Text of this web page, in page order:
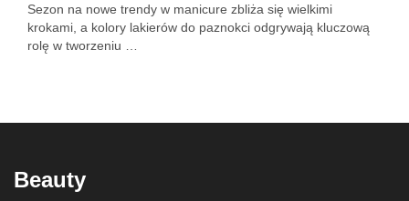
Sezon na nowe trendy w manicure zbliża się wielkimi
krokami, a kolory lakierów do paznokci odgrywają kluczową
rolę w tworzeniu …
Beauty